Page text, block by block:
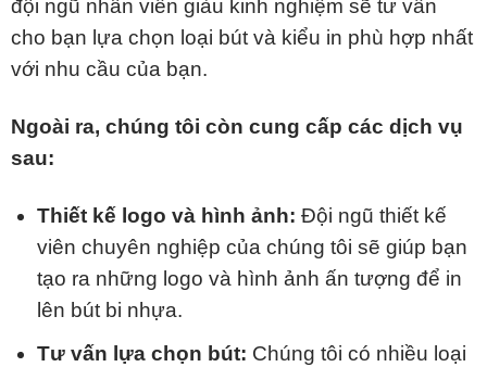
đội ngũ nhân viên giàu kinh nghiệm sẽ tư vấn
cho bạn lựa chọn loại bút và kiểu in phù hợp nhất
với nhu cầu của bạn.
Ngoài ra, chúng tôi còn cung cấp các dịch vụ
sau:
Thiết kế logo và hình ảnh: Đội ngũ thiết kế
viên chuyên nghiệp của chúng tôi sẽ giúp bạn
tạo ra những logo và hình ảnh ấn tượng để in
lên bút bi nhựa.
Tư vấn lựa chọn bút: Chúng tôi có nhiều loại